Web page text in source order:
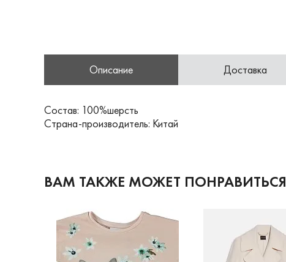
Описание Доставка
Состав: 100%шерсть
Страна-производитель: Китай
ВАМ ТАКЖЕ МОЖЕТ ПОНРАВИТЬСЯ